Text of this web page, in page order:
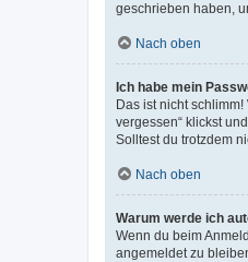
geschrieben haben,
Nach oben
Ich habe mein
Das ist nicht
vergessen“ klickst
Solltest du trotzdem
Nach oben
Warum werde ich
Wenn du beim
angemeldet zu